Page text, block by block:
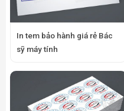
In tem bảo hành giá rẻ Bác
sỹ máy tính